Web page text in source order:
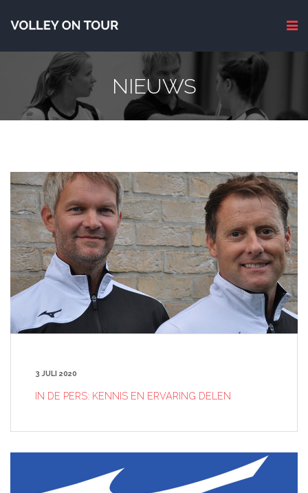
NIEUWS
3 JULI 2020
IN DE PERS: KENNIS EN ERVARING DELEN